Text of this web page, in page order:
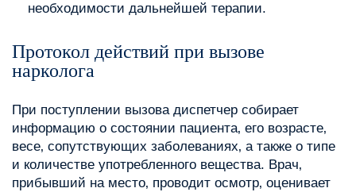
необходимости дальнейшей терапии.
Протокол действий при вызове
нарколога
При поступлении вызова диспетчер собирает
информацию о состоянии пациента‚ его возрасте‚
весе‚ сопутствующих заболеваниях‚ а также о типе
и количестве употребленного вещества. Врач‚
прибывший на место‚ проводит осмотр‚ оценивает